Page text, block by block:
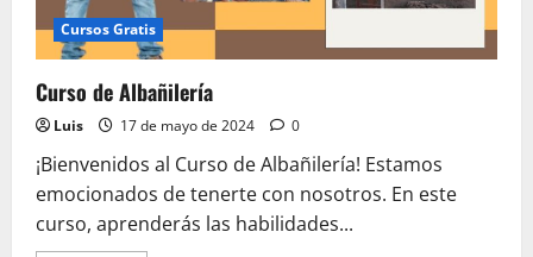
Cursos Gratis
Curso de Albañilería
Luis 17 de mayo de 2024 0
¡Bienvenidos al Curso de Albañilería! Estamos
emocionados de tenerte con nosotros. En este
curso, aprenderás las habilidades...